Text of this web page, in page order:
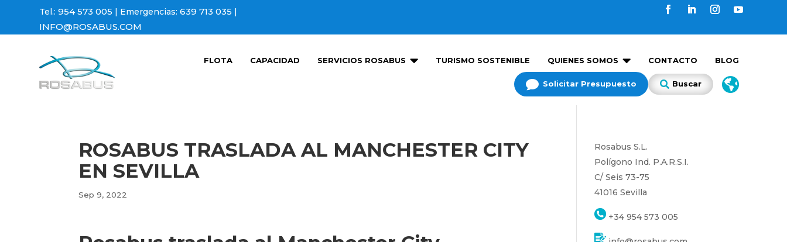
Tel.:954 573 005 | Emergencias:639 713 035 |
INFO@ROSABUS.COM
FLOTA CAPACIDAD 
SERVICIOS ROSABUS TURISMO SOSTENIBLE 
QUIENES SOMOS CONTACTO BLOG
 Solicitar Presupuesto  Buscar 
ROSABUS TRASLADA AL MANCHESTER CITY
EN SEVILLA
Sep 9, 2022
Rosabus S.L.
Polígono Ind. P.A.R.S.I.
C/ Seis 73-75
41016 Sevilla
+34 954 573 005